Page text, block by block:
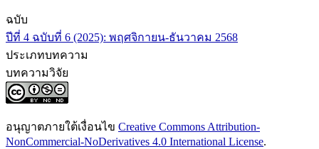
ฉบับ
ปีที่ 4 ฉบับที่ 6 (2025): พฤศจิกายน-ธันวาคม 2568
ประเภทบทความ
บทความวิจัย
อนุญาตภายใต้เงื่อนไข Creative Commons Attribution-
NonCommercial-NoDerivatives 4.0 International License.